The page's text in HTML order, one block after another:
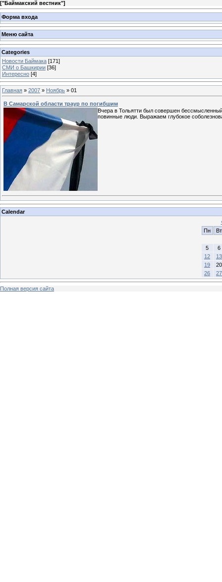
["Баймакский вестник"]
Форма входа
Меню сайта
Categories
Новости Баймака [171]
СМИ о Башкирии [36]
Интересно [4]
Главная » 2007 » Ноябрь » 01
В Самарской области траур по погибшим
Вчера в Тольятти был совершен
повинные люди. Выражаем глубокое
Calendar
Пн
Вт
5
6
12
13
19
20
26
27
Полная версия сайта